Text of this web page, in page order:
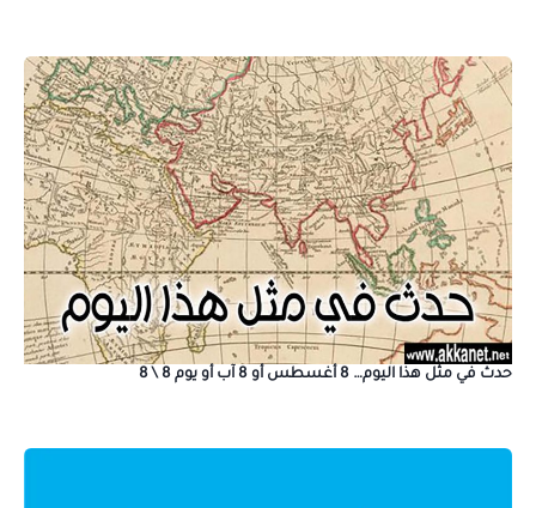
حدث في مثل هذا اليوم… 8 أغسطس أو 8 آب أو يوم 8 \ 8